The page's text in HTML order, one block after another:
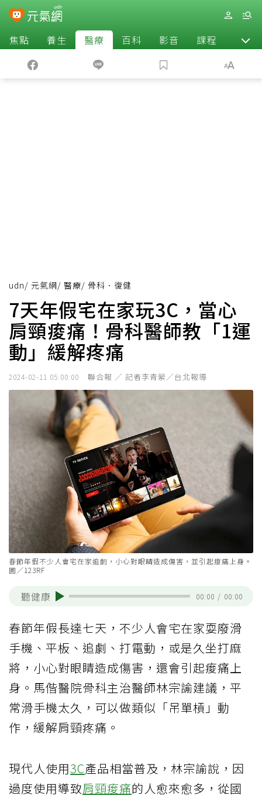
焦點 養生 醫療 百科 影音 課程 退休
udn/ 元氣網/ 醫療/ 骨科．復健
7天年假宅在家玩3C，當心
肩頸痠痛！骨科醫師教「1運
動」緩解疼痛
2024-02-11 05:00:00 聯合報 ／ 記者李青縈／台北報導
春節年假不少人會宅在家追劇，小心對眼睛造成傷害，並引起痠痛上身。
圖／123RF
聽健康 00:00 / 00:00
春節年假長達七天，不少人會宅在家耍廢滑
手機、平板、追劇、打電動，或是久坐打麻
將，小心對眼睛造成傷害，還會引起痠痛上
身。馬偕醫院骨科主治醫師林宗諭建議，平
常滑手機太久，可以做類似「吊單槓」動
作，緩解肩頸疼痛。
現代人使用3C產品相當普及，林宗諭說，因
過度使用導致肩頸痠痛的人愈來愈多，從國